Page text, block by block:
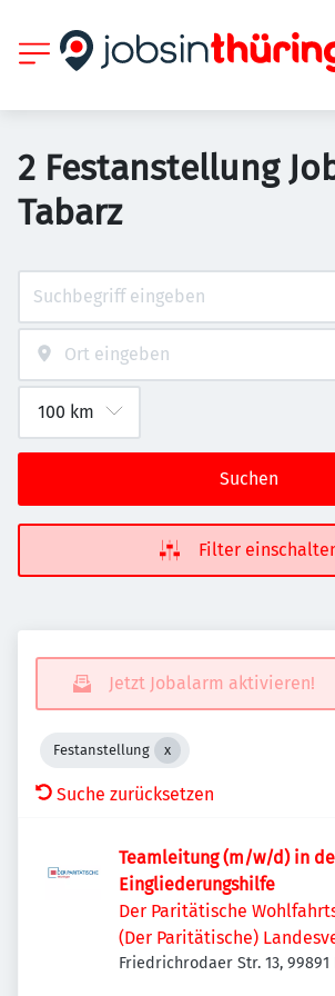
2 Festanstellung
Tabarz
Suchen
Filter
Jetzt Jobalarm aktivieren!
Festanstellung
Suche zurücksetzen
Teamleitung (m/w/d) in
Eingliederungshilfe
Der Paritätische
(Der Paritätische)
Thüringen e. V.
Friedrichrodaer Str. 13, 99891